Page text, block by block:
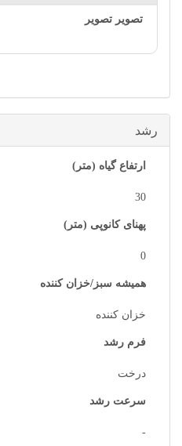
رشد
ارتفاع گیاه (متر)
30
پهنای کانوپی (متر)
0
همیشه سبز/خزان کننده
خزان کننده
فرم رشد
درخت
سرعت رشد
-